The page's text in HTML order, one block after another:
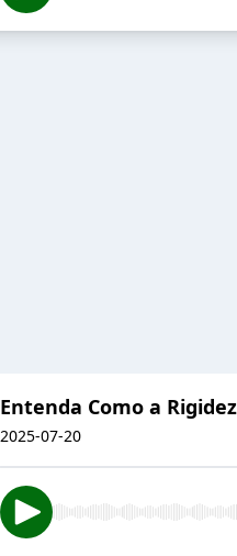
Entenda Como a
2025-07-20